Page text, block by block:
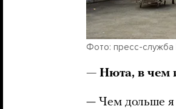
Фото: пресс-служба
— Нюта, в чем
— Чем дольше я